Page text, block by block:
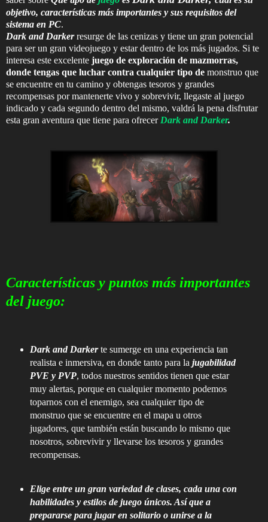
objetivo, características más importantes y sus requisitos del
sistema en PC.
Dark and Darkerresurge de las cenizas y tiene un gran potencial
para ser un gran videojuego y estar dentro de los más jugados. Si te
interesa este excelente juego de exploración de mazmorras,
donde tengas que luchar contra cualquier tipo de monstruo que
se encuentre en tu camino y obtengas tesoros y grandes
recompensas por mantenerte vivo y sobrevivir, llegaste al juego
indicado y cada segundo dentro del mismo, valdrá la pena disfrutar
esta gran aventura que tiene para ofrecer Dark and Darker.
Características y puntos más importantes
del juego:
Dark and Darkerte sumerge en una experiencia tan
realista e inmersiva, en donde tanto para la jugabilidad
PVE y PVP, todos nuestros sentidos tienen que estar
muy alertas, porque en cualquier momento podemos
toparnos con el enemigo, sea cualquier tipo de
monstruo que se encuentre en el mapa u otros
jugadores, que también están buscando lo mismo que
nosotros, sobrevivir y llevarse los tesoros y grandes
recompensas.
Elige entre un gran variedad de clases, cada una con
habilidades y estilos de juego únicos. Así que a
prepararse para jugar en solitario o unirse a la